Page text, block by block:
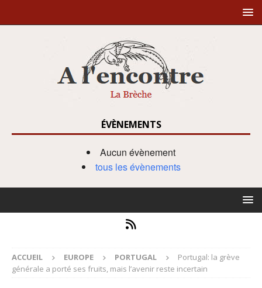
ÉVÈNEMENTS
Aucun évènement
tous les évènements
ACCUEIL EUROPE PORTUGAL
Portugal: la grève
générale a porté ses fruits, mais l’avenir reste incertain